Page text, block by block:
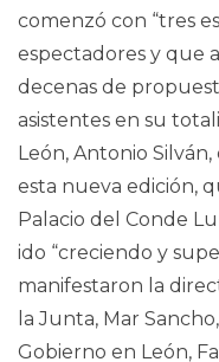
comenzó con “tres
espectadores y que
decenas de
asistentes en su
León, Antonio
esta nueva edición,
Palacio del Conde
ido “creciendo y
manifestaron la
la Junta, Mar
Gobierno en León,